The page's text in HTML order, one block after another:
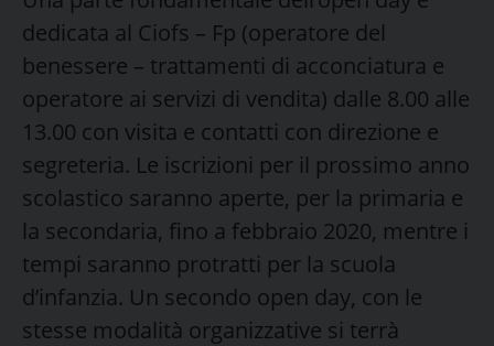
dedicata al Ciofs – Fp (operatore del
benessere – trattamenti di acconciatura e
operatore ai servizi di vendita) dalle 8.00 alle
13.00 con visita e contatti con direzione e
segreteria. Le iscrizioni per il prossimo anno
scolastico saranno aperte, per la primaria e
la secondaria, fino a febbraio 2020, mentre i
tempi saranno protratti per la scuola
d’infanzia. Un secondo open day, con le
stesse modalità organizzative si terrà